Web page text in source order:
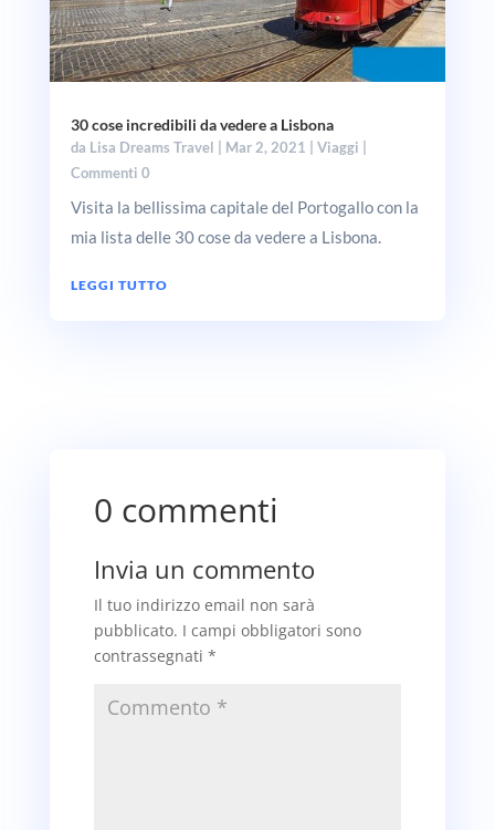
30 cose incredibili da vedere a Lisbona
da Lisa Dreams Travel Mar 2, 2021 Viaggi
Commenti 0
Visita la bellissima capitale del Portogallo con la
mia lista delle 30 cose da vedere a Lisbona.
LEGGI TUTTO
0 commenti
Invia un commento
Il tuo indirizzo email non sarà
pubblicato. I campi obbligatori sono
contrassegnati *